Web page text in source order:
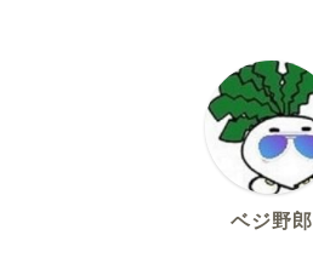
ベジ野郎